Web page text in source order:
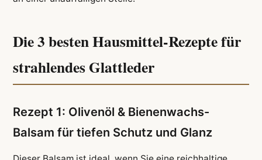
Die 3 besten Hausmittel-Rezepte für
strahlendes Glattleder
Rezept 1: Olivenöl & Bienenwachs-
Balsam für tiefen Schutz und Glanz